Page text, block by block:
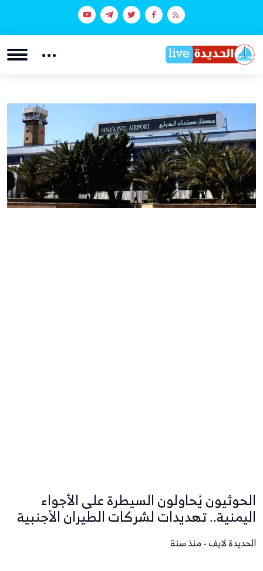
الحوثيون يُحاولون السيطرة على الأجواء
اليمنية.. تهديدات لشركات الطيران الأجنبية
الحديدة لايف - منذ سنة